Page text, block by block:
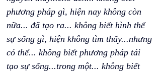
phương pháp gì, hiện nay không còn
nữa... đã tạo ra... không biết hình thể
sự sống gì, hiện không tìm thấy...nhưng
có thể... không biết phương pháp tái
tạo sự sống...trong một... không biết